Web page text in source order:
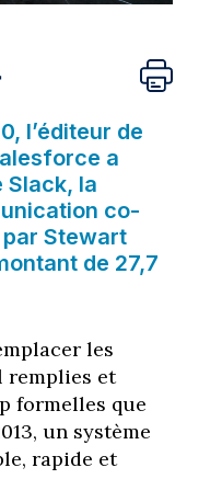
l’éditeur de
a
Slack, la
co-
Stewart
de 27,7
les
remplies et
formelles que
un système
rapide et